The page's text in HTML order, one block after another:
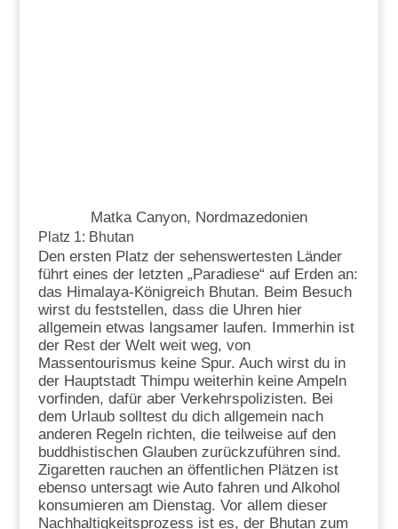
Matka Canyon, Nordmazedonien
Platz 1: Bhutan
Den ersten Platz der sehenswertesten Länder
führt eines der letzten „Paradiese“ auf Erden an:
das Himalaya-Königreich Bhutan. Beim Besuch
wirst du feststellen, dass die Uhren hier
allgemein etwas langsamer laufen. Immerhin ist
der Rest der Welt weit weg, von
Massentourismus keine Spur. Auch wirst du in
der Hauptstadt Thimpu weiterhin keine Ampeln
vorfinden, dafür aber Verkehrspolizisten. Bei
dem Urlaub solltest du dich allgemein nach
anderen Regeln richten, die teilweise auf den
buddhistischen Glauben zurückzuführen sind.
Zigaretten rauchen an öffentlichen Plätzen ist
ebenso untersagt wie Auto fahren und Alkohol
konsumieren am Dienstag. Vor allem dieser
Nachhaltigkeitsprozess ist es, der Bhutan zum